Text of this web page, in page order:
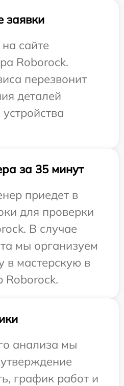
заявки
сайте
Roborock.
перезвонит
деталей
за 35 минут
приедет в
для проверки
В случае
мы организуем
в мастерскую в
Roborock.
анализа мы
график работ и